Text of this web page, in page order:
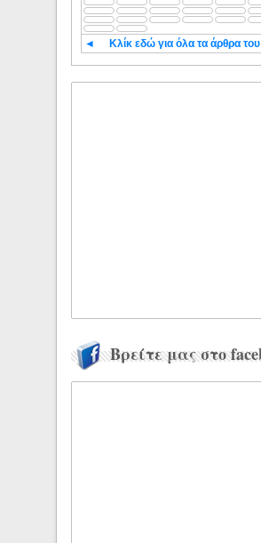
◄ Κλίκ εδώ για όλα τα άρθρα
Βρείτε μας στο